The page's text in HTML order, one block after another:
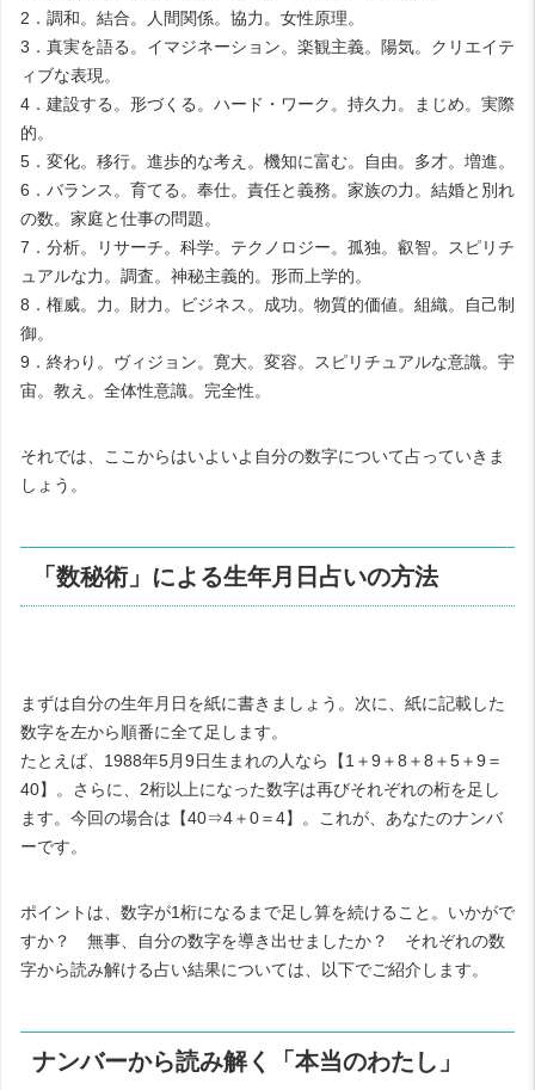
2 ．調和。結合。人間関係。協力。女性原理。
3 ．真実を語る。イマジネーション。楽観主義。陽気。クリエイテ
ィブな表現。
4 ．建設する。形づくる。ハード・ワーク。持久力。まじめ。実際
的。
5 ．変化。移行。進歩的な考え。機知に富む。自由。多才。増進。
6 ．バランス。育てる。奉仕。責任と義務。家族の力。結婚と別れ
の数。家庭と仕事の問題。
7 ．分析。リサーチ。科学。テクノロジー。孤独。叡智。スピリチ
ュアルな力。調査。神秘主義的。形而上学的。
8 ．権威。力。財力。ビジネス。成功。物質的価値。組織。自己制
御。
9 ．終わり。ヴィジョン。寛大。変容。スピリチュアルな意識。宇
宙。教え。全体性意識。完全性。
それでは、ここからはいよいよ自分の数字について占っていきま
しょう。
「数秘術」による生年月日占いの方法
まずは自分の生年月日を紙に書きましょう。次に、紙に記載した
数字を左から順番に全て足します。
たとえば、 1988年5月9日生まれの人なら【1 ＋9 ＋8 ＋8 ＋5＋9 ＝
40】。さらに、 2桁以上になった数字は再びそれぞれの桁を足し
ます。今回の場合は【40⇒4＋0＝4】。これが、あなたのナンバ
ーです。
ポイントは、数字が1桁になるまで足し算を続けること。いかがで
すか？ 無事、自分の数字を導き出せましたか？ それぞれの数
字から読み解ける占い結果については、以下でご紹介します。
ナンバーから読み解く「本当のわたし」